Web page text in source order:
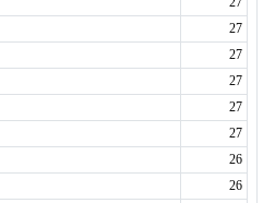
27
27
27
27
27
26
26